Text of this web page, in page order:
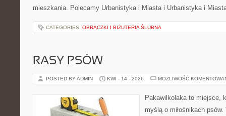
mieszkania. Polecamy Urbanistyka i Miasta i Urbanistyka i
CATEGORIES: OBRĄCZKI I BIŻUTERIA ŚLUBNA
RASY PSÓW
POSTED BY ADMIN KWI - 14 - 2026 MOŻLIWOŚĆ
Pakawilkolaka to miejsce,
myślą o miłośnikach